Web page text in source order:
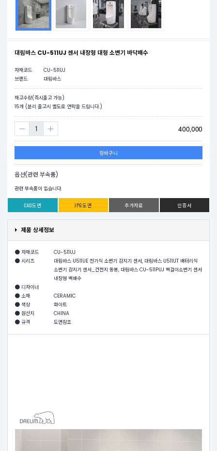
대림바스 CU-511UJ 센서 내장형 대형 소변기 바닥배수
자재코드
CU-511UJ
브랜드
대림바스
재고수량(즉시출고 가능)
15개 (분리 출고시 별도로 연락을 드립니다.)
400,000
장바구니
옵션(관련 부속품)
관련 부속품이 없습니다.
CAD도면 JPG도면 추가자료 인증서
제품 상세정보
자재코드
CU-511UJ
시리즈
대림바스 U511UE 전기식 소변기 감지기 센서, 대림바스 U511UT 배터리식
소변기 감지기 센서_건전지 동봉, 대림바스 CU-511PUJ 벽걸이소변기 센서
내장형 벽배수
디자이너
소재
CERAMIC
색상
화이트
원산지
CHINA
규격
도면참조